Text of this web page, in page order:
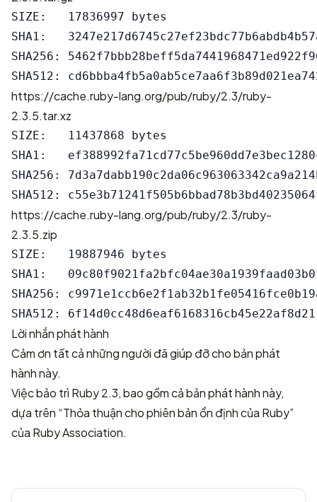
SIZE:   17836997 bytes
SHA1:
SHA256:
https://cache.ruby-lang.org/pub/ruby/2.3/ruby-
2.3.5.tar.xz
SIZE:   11437868 bytes
SHA1:
SHA256:
https://cache.ruby-lang.org/pub/ruby/2.3/ruby-
2.3.5.zip
SIZE:   19887946 bytes
SHA1:
SHA256:
Lời nhắn phát hành
Cảm ơn tất cả những người đã giúp đỡ cho bản phát
hành này.
Việc bảo trì Ruby 2.3, bao gồm cả bản phát hành này,
dựa trên “Thỏa thuận cho phiên bản ổn định của Ruby”
của Ruby Association.